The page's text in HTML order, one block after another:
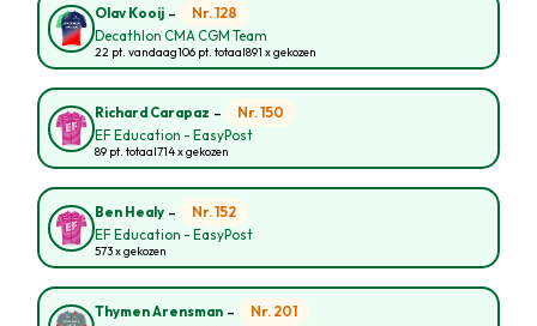
Olav Kooij - Nr. 128
Decathlon CMA CGM Team
22 pt. vandaag106 pt. totaal891 x gekozen
Richard Carapaz - Nr. 150
EF Education - EasyPost
89 pt. totaal714 x gekozen
Ben Healy - Nr. 152
EF Education - EasyPost
573 x gekozen
Thymen Arensman - Nr. 201